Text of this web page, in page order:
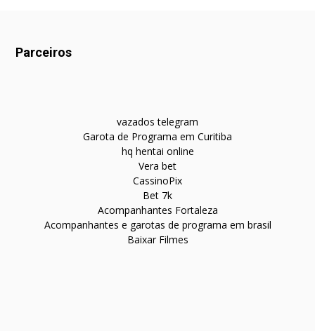
Parceiros
vazados telegram
Garota de Programa em Curitiba
hq hentai online
Vera bet
CassinoPix
Bet 7k
Acompanhantes Fortaleza
Acompanhantes e garotas de programa em brasil
Baixar Filmes